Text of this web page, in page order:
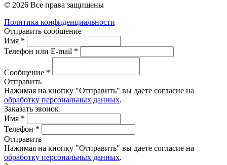
© 2026 Все права защищены
Политика конфиденциальности
Отправить сообщение
Имя *
Телефон или E-mail *
Сообщение *
Отправить
Нажимая на кнопку "Отправить" вы даете согласие на
обработку персональных данных.
Заказать звонок
Имя *
Телефон *
Отправить
Нажимая на кнопку "Отправить" вы даете согласие на
обработку персональных данных.